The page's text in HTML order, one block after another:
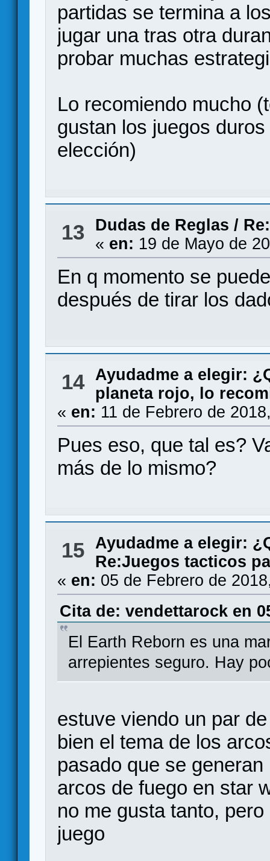
partidas se termina a
jugar una tras otra
probar muchas
Lo recomiendo mucho
gustan los juegos
elección)
13 Dudas de Reglas /
« en: 19 de Mayo de
En q momento se
después de tirar los
14 Ayudadme a elegir:
planeta rojo, lo
« en: 11 de Febrero de
Pues eso, que tal es?
más de lo mismo?
15 Ayudadme a elegir:
Re:Juegos tacticos
« en: 05 de Febrero de
Cita de: vendettarock en
El Earth Reborn es una
arrepientes seguro. Hay
estuve viendo un par
bien el tema de los
pasado que se
arcos de fuego en star
no me gusta tanto,
juego